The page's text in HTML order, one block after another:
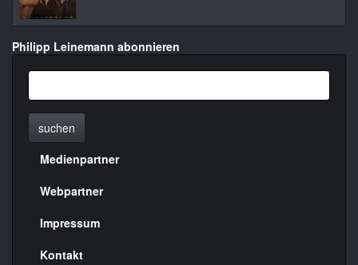
Philipp Leinemann abonnieren
suchen
Menülinks
rechte
Seite
Medienpartner
Webpartner
Impressum
Kontakt